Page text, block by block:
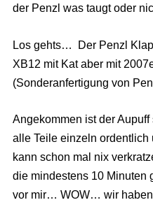
der Penzl was taugt oder
Los gehts… Der Penzl
XB12 mit Kat aber mit
(Sonderanfertigung von
Angekommen ist der
alle Teile einzeln ordentlich
kann schon mal nix
die mindestens 10 Minuten
vor mir… WOW… wir